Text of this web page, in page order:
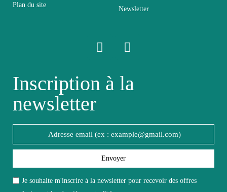
Fixe Fixe
Garantie
160
Plan du site
Newsletter
Inscription à la
newsletter
Envoyer
Je souhaite m'inscrire à la newsletter pour recevoir des offres